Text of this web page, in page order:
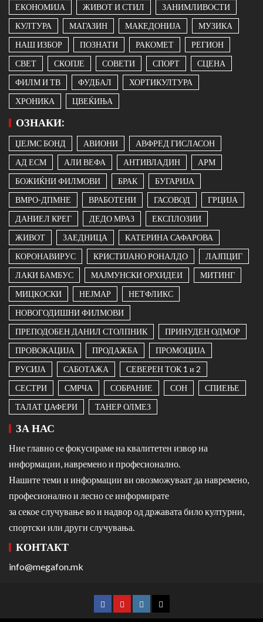
ЕКОНОМИЈА
ЖИВОТ И СТИЛ
ЗАНИМЛИВОСТИ
КУЛТУРА
МАГАЗИН МАКЕДОНИЈА
МУЗИКА
НАШ ИЗБОР
ПОЗНАТИ РАКОМЕТ
РЕГИОН
СВЕТ
СКОПЈЕ СОВЕТИ СПОРТ
СЦЕНА
ФИЛМ И ТВ
ФУДБАЛ
ХОРТИКУЛТУРА
ХРОНИКА
ЦВЕЌИЊА
ОЗНАКИ:
ЏЕЈМС БОНД АВИОНИ
АВФРЕД ГИСЛАСОН
АД ЕСМ
АЛИ ВЕФА АНТИВЛАДИН
АРМ
БОЖИЌНИ ФИЛМОВИ
БРАК
БУГАРИЈА
ВМРО-ДПМНЕ
ВРАБОТЕНИ ГАСОВОД
ГРЦИЈА
ДАНИЕЛ КРЕГ
ДЕДО МРАЗ
ЕКСПЛОЗИИ
ЖИВОТ
ЗАЕДНИЦА
КАТЕРИНА САФАРОВА
КОРОНАВИРУС
КРИСТИЈАНО РОНАЛДО
ЛАЈПЦИГ
ЛАКИ БАМБУС
МАЈМУНСКИ ОРХИДЕИ
МИТИНГ
МИЦКОСКИ
НЕЈМАР
НЕТФЛИКС
НОВОГОДИШНИ ФИЛМОВИ
ПРЕПОДОБЕН ДАНИЛ СТОЛПНИК
ПРИНУДЕН ОДМОР
ПРОВОКАЦИЈА
ПРОДАЖБА
ПРОМОЦИЈА
РУСИЈА
САБОТАЖА
СЕВЕРЕН ТОК 1 и 2
СЕСТРИ
СМРЧА СОБРАНИЕ СОН
СПИЕЊЕ
ТАЛАТ ЏАФЕРИ
ТАНЕР ОЛМЕЗ
ЗА НАС
Ние главно се фокусираме на квалитетен извор на
информации, навремено и професионално.
Нашите теми и информации ви овозможуваат да навремено,
професионално и лесно се информирате
за секое случување во и надвор од државата било културни,
спортски или други случувања.
КОНТАКТ
info@megafon.mk